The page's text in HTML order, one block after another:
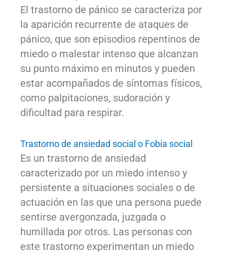
El trastorno de pánico se caracteriza por
la aparición recurrente de ataques de
pánico, que son episodios repentinos de
miedo o malestar intenso que alcanzan
su punto máximo en minutos y pueden
estar acompañados de síntomas físicos,
como palpitaciones, sudoración y
dificultad para respirar.
Trastorno de ansiedad social o Fobia social
Es un trastorno de ansiedad
caracterizado por un miedo intenso y
persistente a situaciones sociales o de
actuación en las que una persona puede
sentirse avergonzada, juzgada o
humillada por otros. Las personas con
este trastorno experimentan un miedo